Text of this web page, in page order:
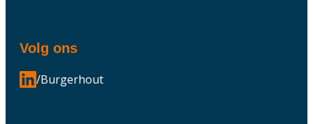
Volg ons
/Burgerhout